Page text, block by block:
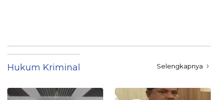
Hukum Kriminal Selengkapnya